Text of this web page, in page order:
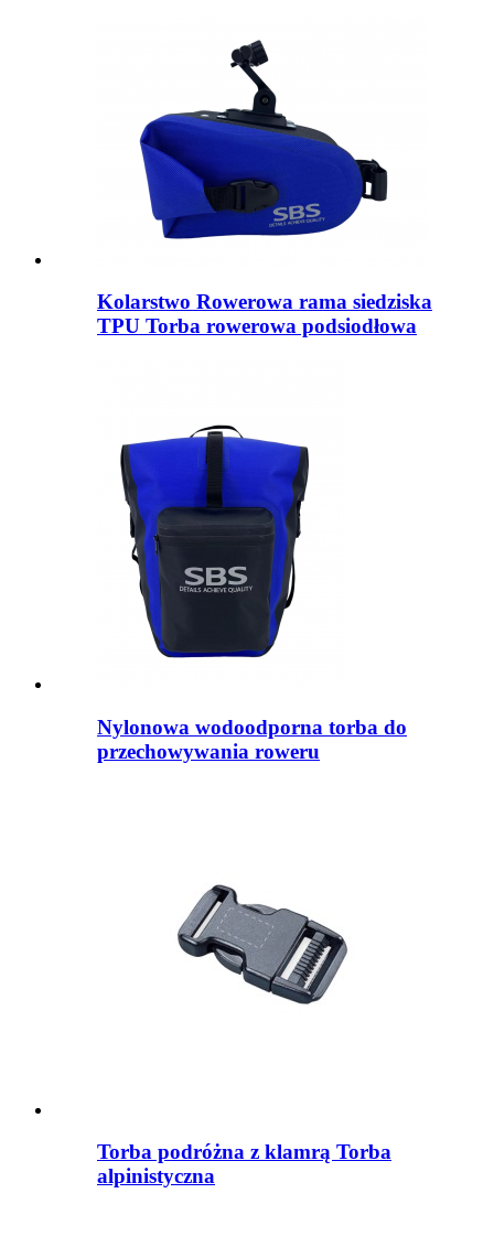
Kolarstwo Rowerowa rama siedziska
TPU Torba rowerowa podsiodłowa
Nylonowa wodoodporna torba do
przechowywania roweru
Torba podróżna z klamrą Torba
alpinistyczna